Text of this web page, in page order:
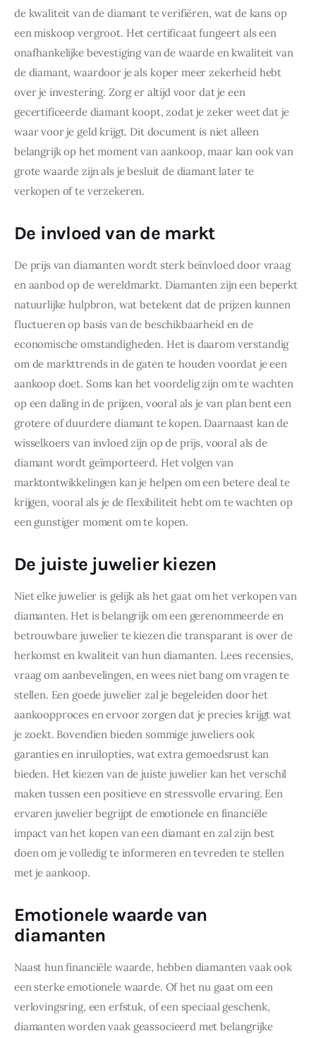
de kwaliteit van de diamant te verifiëren, wat de kans op
een miskoop vergroot. Het certificaat fungeert als een
onafhankelijke bevestiging van de waarde en kwaliteit van
de diamant, waardoor je als koper meer zekerheid hebt
over je investering. Zorg er altijd voor dat je een
gecertificeerde diamant koopt, zodat je zeker weet dat je
waar voor je geld krijgt. Dit document is niet alleen
belangrijk op het moment van aankoop, maar kan ook van
grote waarde zijn als je besluit de diamant later te
verkopen of te verzekeren.
De invloed van de markt
De prijs van diamanten wordt sterk beïnvloed door vraag
en aanbod op de wereldmarkt. Diamanten zijn een beperkt
natuurlijke hulpbron, wat betekent dat de prijzen kunnen
fluctueren op basis van de beschikbaarheid en de
economische omstandigheden. Het is daarom verstandig
om de markttrends in de gaten te houden voordat je een
aankoop doet. Soms kan het voordelig zijn om te wachten
op een daling in de prijzen, vooral als je van plan bent een
grotere of duurdere diamant te kopen. Daarnaast kan de
wisselkoers van invloed zijn op de prijs, vooral als de
diamant wordt geïmporteerd. Het volgen van
marktontwikkelingen kan je helpen om een betere deal te
krijgen, vooral als je de flexibiliteit hebt om te wachten op
een gunstiger moment om te kopen.
De juiste juwelier kiezen
Niet elke juwelier is gelijk als het gaat om het verkopen van
diamanten. Het is belangrijk om een gerenommeerde en
betrouwbare juwelier te kiezen die transparant is over de
herkomst en kwaliteit van hun diamanten. Lees recensies,
vraag om aanbevelingen, en wees niet bang om vragen te
stellen. Een goede juwelier zal je begeleiden door het
aankoopproces en ervoor zorgen dat je precies krijgt wat
je zoekt. Bovendien bieden sommige juweliers ook
garanties en inruilopties, wat extra gemoedsrust kan
bieden. Het kiezen van de juiste juwelier kan het verschil
maken tussen een positieve en stressvolle ervaring. Een
ervaren juwelier begrijpt de emotionele en financiële
impact van het kopen van een diamant en zal zijn best
doen om je volledig te informeren en tevreden te stellen
met je aankoop.
Emotionele waarde van
diamanten
Naast hun financiële waarde, hebben diamanten vaak ook
een sterke emotionele waarde. Of het nu gaat om een
verlovingsring, een erfstuk, of een speciaal geschenk,
diamanten worden vaak geassocieerd met belangrijke